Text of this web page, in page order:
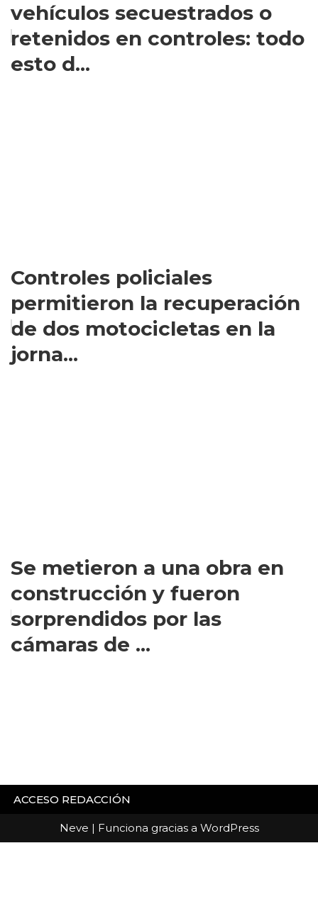
vehículos secuestrados o
retenidos en controles: todo
esto d...
Controles policiales
permitieron la recuperación
de dos motocicletas en la
jorna...
Se metieron a una obra en
construcción y fueron
sorprendidos por las
cámaras de ...
ACCESO REDACCIÓN
Neve | Funciona gracias a WordPress